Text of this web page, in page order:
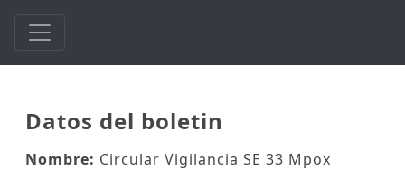
Datos del boletin
Nombre: Circular Vigilancia SE 33 Mpox